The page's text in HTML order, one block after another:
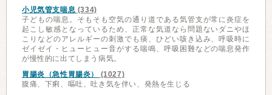
小児気管支喘息 (334)
子どもの喘息。そもそも空気の通り道である気管支が常に炎症を
起こし敏感となっているため、正常な気道なら問題ないダニやほ
こりなどのアレルギーの刺激でも痰、ひどい咳き込み、呼吸時に
ゼイゼイ・ヒューヒュー音がする喘鳴、呼吸困難などの喘息発作
が慢性的に出てしまう病気。
胃腸炎（急性胃腸炎）
(1027)
腹痛、下痢、嘔吐、吐き気を伴い、発熱を生じる